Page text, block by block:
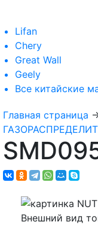
Lifan
Chery
Great Wall
Geely
Все китайские
Главная страница
Внешний вид